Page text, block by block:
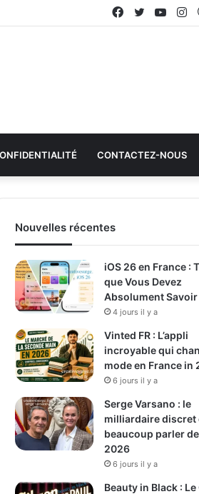
Twitter
Facebook
CONTACTEZ-NOUS
Nouvelles récentes
iOS 26 en France :
que Vous Devez
Absolument Savoir
4 jours il y a
Vinted FR : L’appli
incroyable qui
mode en France in
6 jours il y a
Serge Varsano : le
milliardaire discret
beaucoup parler
2026
6 jours il y a
Beauty in Black :